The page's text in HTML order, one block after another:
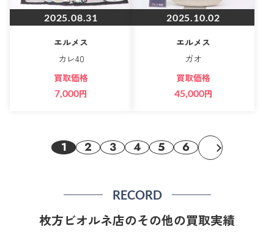
2025.08.31
エルメス
カレ40
買取価格
7,000円
2025.10.02
エルメス
ガオ
買取価格
45,000円
1 2 3 4 5 6
RECORD
枚方ビオルネ店のその他の買取実績